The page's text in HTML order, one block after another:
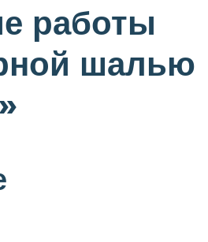
работы
шалью